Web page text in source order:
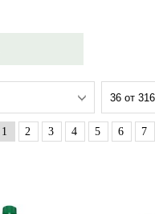
1 2 3 4 5 6 7